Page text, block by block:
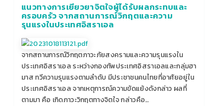
แนวทางการเยียวยาจิตใจผู้ได้รับผลกระทบและ
ครอบครัว จากสถานการณ์วิกฤตและความ
รุนแรงในประเทศอิสราเอล
จากสถานการณ์วิกฤตภาวะภัยสงครามและความรุนแรงใน
ประเทศอิสราเอล ระหว่างกองทัพประเทศอิสราเอลและกลุ่มฮา
มาส ทวีความรุนแรงตามลำดับ มีประชาชนคนไทยที่อาศัยอยู่ใน
ประเทศอิสราเอล จากเหตุการณ์ความขัดแย้งดังกล่าว ผลที่
ตามมา คือ เกิดภาวะวิกฤตทางจิตใจ กล่าวคือ…